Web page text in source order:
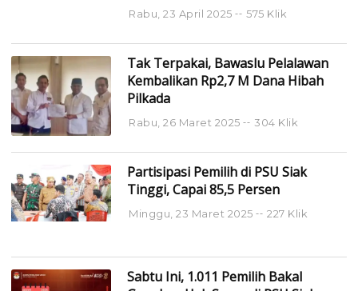
Rabu, 23 April 2025 575 Klik
Tak Terpakai, Bawaslu Pelalawan
Kembalikan Rp2,7 M Dana Hibah
Pilkada
Rabu, 26 Maret 2025 304 Klik
Partisipasi Pemilih di PSU Siak
Tinggi, Capai 85,5 Persen
Minggu, 23 Maret 2025 227 Klik
Sabtu Ini, 1.011 Pemilih Bakal